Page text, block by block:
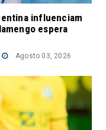
influenciam
espera
Agosto 03, 2026